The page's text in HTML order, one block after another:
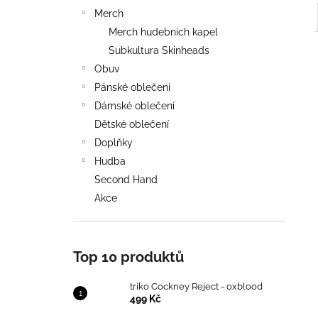
Merch
Merch hudebních kapel
Subkultura Skinheads
Obuv
Pánské oblečení
Dámské oblečení
Dětské oblečení
Doplňky
Hudba
Second Hand
Akce
Top 10 produktů
triko Cockney Reject - oxblood
499 Kč